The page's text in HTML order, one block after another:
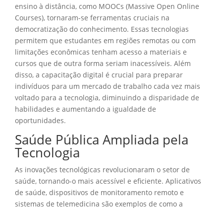
ensino à distância, como MOOCs (Massive Open Online
Courses), tornaram-se ferramentas cruciais na
democratização do conhecimento. Essas tecnologias
permitem que estudantes em regiões remotas ou com
limitações econômicas tenham acesso a materiais e
cursos que de outra forma seriam inacessíveis. Além
disso, a capacitação digital é crucial para preparar
indivíduos para um mercado de trabalho cada vez mais
voltado para a tecnologia, diminuindo a disparidade de
habilidades e aumentando a igualdade de
oportunidades.
Saúde Pública Ampliada pela
Tecnologia
As inovações tecnológicas revolucionaram o setor de
saúde, tornando-o mais acessível e eficiente. Aplicativos
de saúde, dispositivos de monitoramento remoto e
sistemas de telemedicina são exemplos de como a